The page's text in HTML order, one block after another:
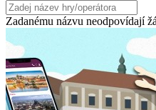
Zadanému názvu neodpovídají